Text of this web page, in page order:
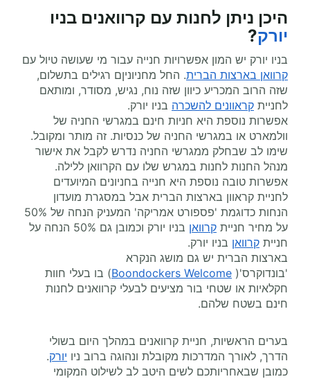
היכן ניתן לחנות עם קרוואנים בניו
יורק?
בניו יורק יש המון אפשרויות חנייה עבור מי שעושה טיול עם
קרוואן בארצות הברית. החל מחניוניןם רגילים בתשלום,
שזה הרוב המכריע כיוון שזה נוח, נגיש, מסודר, ומותאם
לחניית קראוונים להשכרה בניו יורק.
אפשרות נוספת היא חניות חינם במגרשי החניה של
וולמארט או במגרשי החניה של כנסיות. זה מותר ומקובל.
שימו לב שבחלק ממגרשי החניה נדרש לקבל את אישור
מנהל החנות לחנות במגרש שלו עם הקרוואן ללילה.
אפשרות טובה נוספת היא חנייה בחניונים המיועדים
לחניית קראוון בארצות הברית אבל במסגרת מועדון
הנחות כדוגמת 'פספורט אמריקה' המעניק הנחה של 50%
על מחיר חניית קרוואן
בניו יורק וכמובן גם 50% הנחה על
חניית קרוואן בניו יורק.
בארצות הברית יש גם מושג הנקרא
'בונדוקרס'( Boondockers Welcome) בו בעלי חוות
חקלאיות או שטחי בור מציעים לבעלי קרוואנים לחנות
חינם בשטח שלהם.
בערים הראשיות, חניית קרוואנים במהלך היום בשולי
הדרך, לאורך המדרכות מקובלת ונהוגה ברוב ניו יורק.
כמובן שבאחריותכם לשים היטב לב לשילוט המקומי